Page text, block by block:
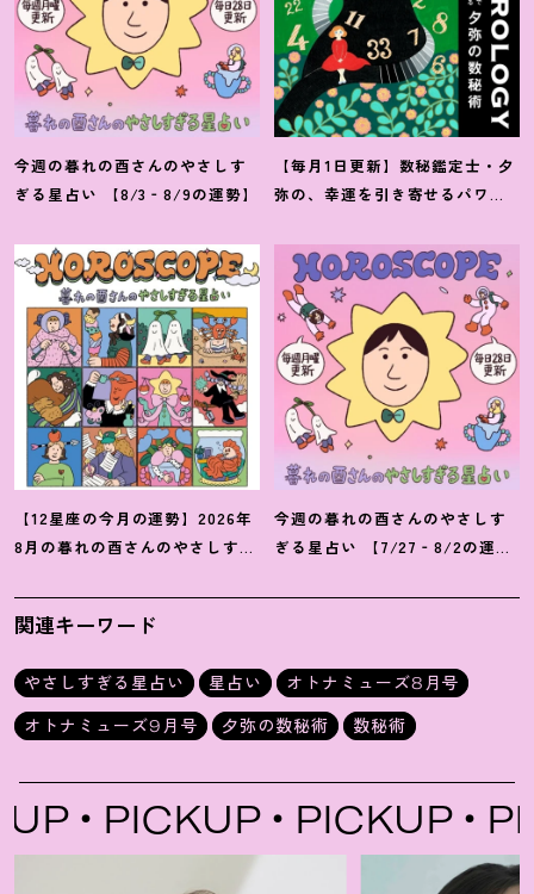
今週の暮れの酉さんのやさしす
ぎる星占い 【8/3‐8/9の運勢】
【毎月1日更新】数秘鑑定士・夕
弥の、幸運を引き寄せるパワー
【12星座の今月の運勢】2026年
8月の暮れの酉さんのやさしすぎ
今週の暮れの酉さんのやさしす
ぎる星占い 【7/27‐8/2の運
関連キーワード
やさしすぎる星占い 星占い
オトナミューズ8月号
オトナミューズ9月号
夕弥の数秘術 数秘術
PICKUP PICKUP